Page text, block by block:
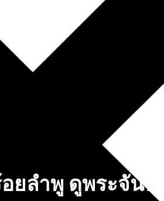
อยลำพู ดูพระจันท